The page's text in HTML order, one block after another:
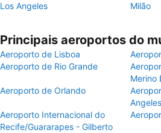
Los Angeles
Milão
Principais aeroportos do
Aeroporto de Lisboa
Aeroporto de Rio Grande
Merino
Aeroporto de Orlando
Angeles
Aeroporto Internacional do
Recife/Guararapes - Gilberto